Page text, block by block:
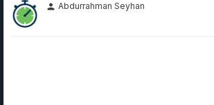
person Abdurrahman Seyhan